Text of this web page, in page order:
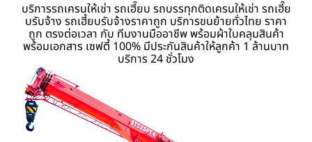
บริการรถเครนให้เช่า รถเฮี๊ยบ รถบรรทุกติดเครนให้เช่า รถเฮี๊ย
บรับจ้าง รถเฮี้ยบรับจ้างราคาถูก บริการขนย้ายทั่วไทย ราคา
ถูก ตรงต่อเวลา กับ ทีมงานมืออาชีพ พร้อมผ้าใบคลุมสินค้า
พร้อมเอกสาร เซฟตี้ 100% มีประกันสินค้าให้ลูกค้า 1 ล้านบาท
บริการ 24 ชั่วโมง